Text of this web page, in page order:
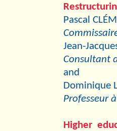
Pascal
Jean-
Consultant
and
Dominique
Professeur
Higher